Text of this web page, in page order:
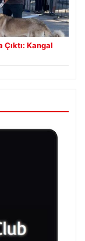
Çıktı: Kangal